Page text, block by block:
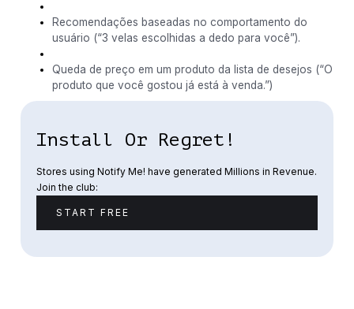
Recomendações baseadas no comportamento do
usuário (“3 velas escolhidas a dedo para você”).
Queda de preço em um produto da lista de desejos (“O
produto que você gostou já está à venda.”)
Install Or Regret!
Stores using Notify Me! have generated Millions in Revenue.
Join the club:
START FREE